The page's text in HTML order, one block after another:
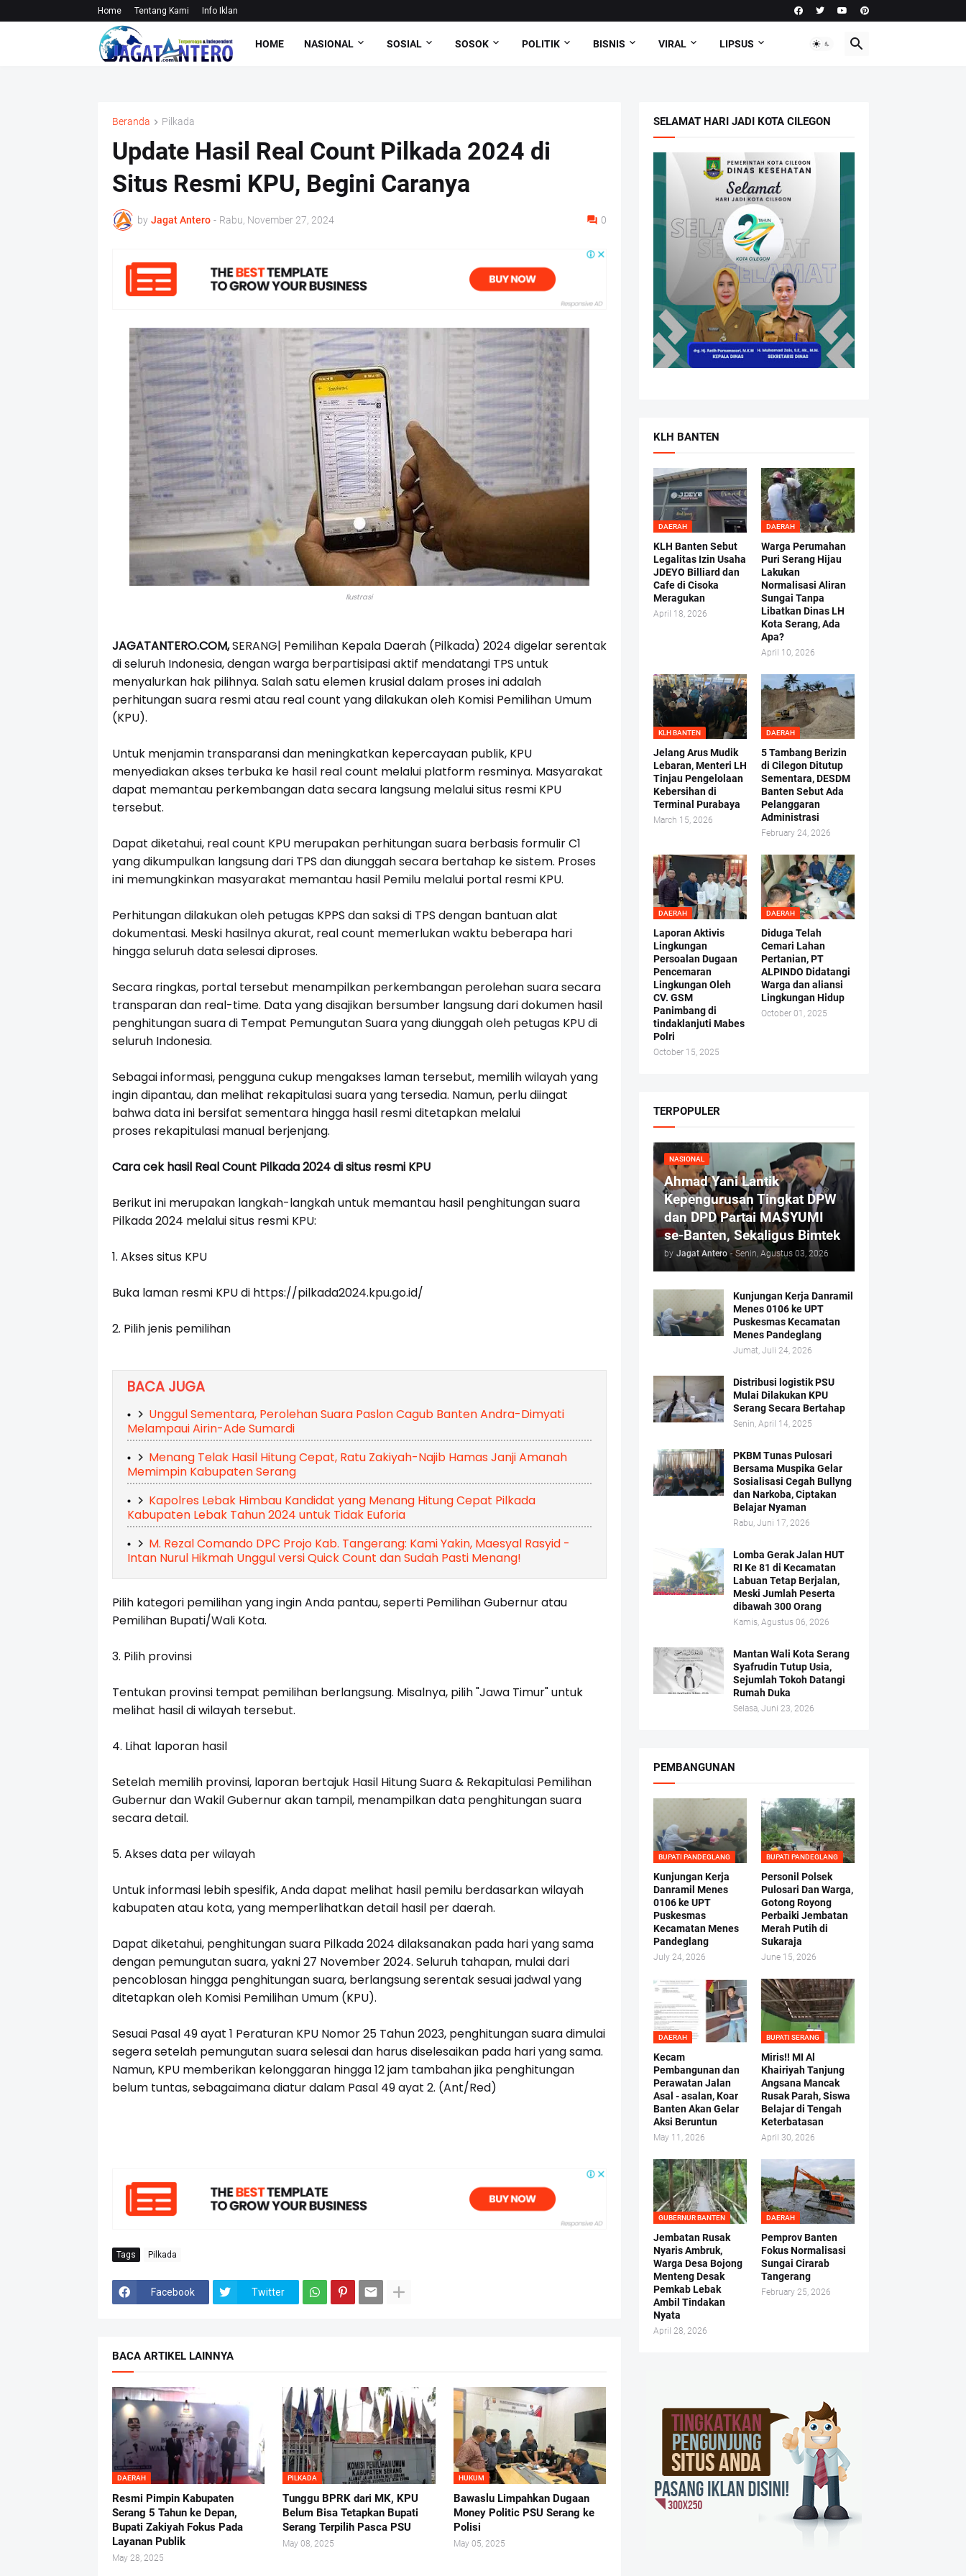
Home Tentang Kami Info Iklan
HOME NASIONAL SOSIAL SOSOK POLITIK BISNIS VIRAL LIPSUS
Beranda Pilkada
Update Hasil Real Count Pilkada 2024 di
Situs Resmi KPU, Begini Caranya
by Jagat Antero - Rabu, November 27, 2024 0
Ilustrasi
JAGATANTERO.COM,SERANG| Pemilihan Kepala Daerah (Pilkada) 2024 digelar serentak
di seluruh Indonesia, dengan warga berpartisipasi aktif mendatangi TPS untuk
menyalurkan hak pilihnya. Salah satu elemen krusial dalam proses ini adalah
perhitungan suara resmi atau real count yang dilakukan oleh Komisi Pemilihan Umum
(KPU).
Untuk menjamin transparansi dan meningkatkan kepercayaan publik, KPU
menyediakan akses terbuka ke hasil real count melalui platform resminya. Masyarakat
dapat memantau perkembangan data secara langsung melalui situs resmi KPU
tersebut.
Dapat diketahui, real count KPU merupakan perhitungan suara berbasis formulir C1
yang dikumpulkan langsung dari TPS dan diunggah secara bertahap ke sistem. Proses
ini memungkinkan masyarakat memantau hasil Pemilu melalui portal resmi KPU.
Perhitungan dilakukan oleh petugas KPPS dan saksi di TPS dengan bantuan alat
dokumentasi. Meski hasilnya akurat, real count memerlukan waktu beberapa hari
hingga seluruh data selesai diproses.
Secara ringkas, portal tersebut menampilkan perkembangan perolehan suara secara
transparan dan real-time. Data yang disajikan bersumber langsung dari dokumen hasil
penghitungan suara di Tempat Pemungutan Suara yang diunggah oleh petugas KPU di
seluruh Indonesia.
Sebagai informasi, pengguna cukup mengakses laman tersebut, memilih wilayah yang
ingin dipantau, dan melihat rekapitulasi suara yang tersedia. Namun, perlu diingat
bahwa data ini bersifat sementara hingga hasil resmi ditetapkan melalui
proses rekapitulasi manual berjenjang.
Cara cek hasil Real Count Pilkada 2024 di situs resmi KPU
Berikut ini merupakan langkah-langkah untuk memantau hasil penghitungan suara
Pilkada 2024 melalui situs resmi KPU:
1. Akses situs KPU
Buka laman resmi KPU di https://pilkada2024.kpu.go.id/
2. Pilih jenis pemilihan
BACA JUGA
Unggul Sementara, Perolehan Suara Paslon Cagub Banten Andra-Dimyati
Melampaui Airin-Ade Sumardi
Menang Telak Hasil Hitung Cepat, Ratu Zakiyah-Najib Hamas Janji Amanah
Memimpin Kabupaten Serang
Kapolres Lebak Himbau Kandidat yang Menang Hitung Cepat Pilkada
Kabupaten Lebak Tahun 2024 untuk Tidak Euforia
M. Rezal Comando DPC Projo Kab. Tangerang: Kami Yakin, Maesyal Rasyid -
Intan Nurul Hikmah Unggul versi Quick Count dan Sudah Pasti Menang!
Pilih kategori pemilihan yang ingin Anda pantau, seperti Pemilihan Gubernur atau
Pemilihan Bupati/Wali Kota.
3. Pilih provinsi
Tentukan provinsi tempat pemilihan berlangsung. Misalnya, pilih "Jawa Timur" untuk
melihat hasil di wilayah tersebut.
4. Lihat laporan hasil
Setelah memilih provinsi, laporan bertajuk Hasil Hitung Suara & Rekapitulasi Pemilihan
Gubernur dan Wakil Gubernur akan tampil, menampilkan data penghitungan suara
secara detail.
5. Akses data per wilayah
Untuk informasi lebih spesifik, Anda dapat melihat hasil pemilu berdasarkan wilayah
kabupaten atau kota, yang memperlihatkan detail hasil per daerah.
Dapat diketahui, penghitungan suara Pilkada 2024 dilaksanakan pada hari yang sama
dengan pemungutan suara, yakni 27 November 2024. Seluruh tahapan, mulai dari
pencoblosan hingga penghitungan suara, berlangsung serentak sesuai jadwal yang
ditetapkan oleh Komisi Pemilihan Umum (KPU).
Sesuai Pasal 49 ayat 1 Peraturan KPU Nomor 25 Tahun 2023, penghitungan suara dimulai
segera setelah pemungutan suara selesai dan harus diselesaikan pada hari yang sama.
Namun, KPU memberikan kelonggaran hingga 12 jam tambahan jika penghitungan
belum tuntas, sebagaimana diatur dalam Pasal 49 ayat 2. (Ant/Red)
Tags Pilkada
Facebook Twitter
BACA ARTIKEL LAINNYA
DAERAH
Resmi Pimpin Kabupaten
Serang 5 Tahun ke Depan,
Bupati Zakiyah Fokus Pada
Layanan Publik
May 28, 2025
PILKADA
Tunggu BPRK dari MK, KPU
Belum Bisa Tetapkan Bupati
Serang Terpilih Pasca PSU
May 08, 2025
HUKUM
Bawaslu Limpahkan Dugaan
Money Politic PSU Serang ke
Polisi
May 05, 2025
SELAMAT HARI JADI KOTA CILEGON
KLH BANTEN
DAERAH
KLH Banten Sebut
Legalitas Izin Usaha
JDEYO Billiard dan
Cafe di Cisoka
Meragukan
April 18, 2026
DAERAH
Warga Perumahan
Puri Serang Hijau
Lakukan
Normalisasi Aliran
Sungai Tanpa
Libatkan Dinas LH
Kota Serang, Ada
Apa?
April 10, 2026
KLH BANTEN
Jelang Arus Mudik
Lebaran, Menteri LH
Tinjau Pengelolaan
Kebersihan di
Terminal Purabaya
March 15, 2026
DAERAH
5 Tambang Berizin
di Cilegon Ditutup
Sementara, DESDM
Banten Sebut Ada
Pelanggaran
Administrasi
February 24, 2026
DAERAH
Laporan Aktivis
Lingkungan
Persoalan Dugaan
Pencemaran
Lingkungan Oleh
CV. GSM
Panimbang di
tindaklanjuti Mabes
Polri
October 15, 2025
DAERAH
Diduga Telah
Cemari Lahan
Pertanian, PT
ALPINDO Didatangi
Warga dan aliansi
Lingkungan Hidup
October 01, 2025
TERPOPULER
NASIONAL
Ahmad Yani Lantik
Kepengurusan Tingkat DPW
dan DPD Partai MASYUMI
se-Banten, Sekaligus Bimtek
by Jagat Antero - Senin, Agustus 03, 2026
Kunjungan Kerja Danramil
Menes 0106 ke UPT
Puskesmas Kecamatan
Menes Pandeglang
Jumat, Juli 24, 2026
Distribusi logistik PSU
Mulai Dilakukan KPU
Serang Secara Bertahap
Senin, April 14, 2025
PKBM Tunas Pulosari
Bersama Muspika Gelar
Sosialisasi Cegah Bullyng
dan Narkoba, Ciptakan
Belajar Nyaman
Rabu, Juni 17, 2026
Lomba Gerak Jalan HUT
RI Ke 81 di Kecamatan
Labuan Tetap Berjalan,
Meski Jumlah Peserta
dibawah 300 Orang
Kamis, Agustus 06, 2026
Mantan Wali Kota Serang
Syafrudin Tutup Usia,
Sejumlah Tokoh Datangi
Rumah Duka
Selasa, Juni 23, 2026
PEMBANGUNAN
BUPATI PANDEGLANG
Kunjungan Kerja
Danramil Menes
0106 ke UPT
Puskesmas
Kecamatan Menes
Pandeglang
July 24, 2026
BUPATI PANDEGLANG
Personil Polsek
Pulosari Dan Warga,
Gotong Royong
Perbaiki Jembatan
Merah Putih di
Sukaraja
June 15, 2026
DAERAH
Kecam
Pembangunan dan
Perawatan Jalan
Asal - asalan, Koar
Banten Akan Gelar
Aksi Beruntun
May 11, 2026
BUPATI SERANG
Miris!! MI Al
Khairiyah Tanjung
Angsana Mancak
Rusak Parah, Siswa
Belajar di Tengah
Keterbatasan
April 30, 2026
GUBERNUR BANTEN
Jembatan Rusak
Nyaris Ambruk,
Warga Desa Bojong
Menteng Desak
Pemkab Lebak
Ambil Tindakan
Nyata
April 28, 2026
DAERAH
Pemprov Banten
Fokus Normalisasi
Sungai Cirarab
Tangerang
February 25, 2026